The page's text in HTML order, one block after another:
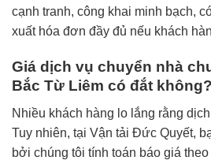
cạnh tranh, công khai minh bạch,
xuất hóa đơn đầy đủ nếu khách
Giá dịch vụ chuyển nhà
Bắc Từ Liêm có đắt không?
Nhiều khách hàng lo lắng rằng
Tuy nhiên, tại Vận tải Đức Quyết,
bởi chúng tôi tính toán báo giá